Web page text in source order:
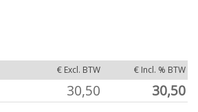
€ Excl. BTW € Incl. % BTW
30,50 30,50